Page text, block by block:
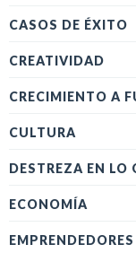
CASOS DE ÉXITO
CREATIVIDAD
CRECIMIENTO A
CULTURA
DESTREZA EN LO
ECONOMÍA